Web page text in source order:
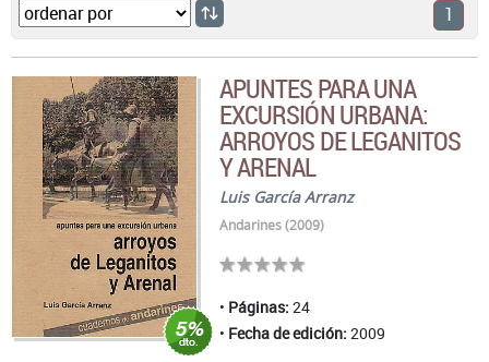
1
APUNTES PARA UNA
EXCURSIÓN URBANA:
ARROYOS DE LEGANITOS
Y ARENAL
Luis García Arranz
Andarines (2009)
Páginas: 24
Fecha de edición: 2009